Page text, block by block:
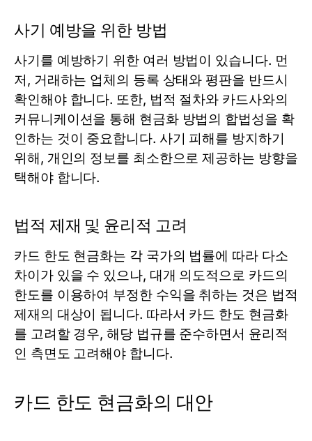
사기 예방을 위한 방법
사기를 예방하기 위한 여러 방법이 있습니다. 먼
저, 거래하는 업체의 등록 상태와 평판을 반드시
확인해야 합니다. 또한, 법적 절차와 카드사와의
커뮤니케이션을 통해 현금화 방법의 합법성을 확
인하는 것이 중요합니다. 사기 피해를 방지하기
위해, 개인의 정보를 최소한으로 제공하는 방향을
택해야 합니다.
법적 제재 및 윤리적 고려
카드 한도 현금화는 각 국가의 법률에 따라 다소
차이가 있을 수 있으나, 대개 의도적으로 카드의
한도를 이용하여 부정한 수익을 취하는 것은 법적
제재의 대상이 됩니다. 따라서 카드 한도 현금화
를 고려할 경우, 해당 법규를 준수하면서 윤리적
인 측면도 고려해야 합니다.
카드 한도 현금화의 대안